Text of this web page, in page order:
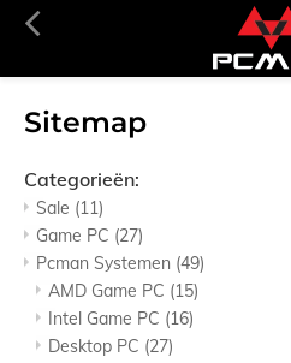
Sitemap
Categorieën:
Sale (11)
Game PC (27)
Pcman Systemen (49)
AMD Game PC (15)
Intel Game PC (16)
Desktop PC (27)